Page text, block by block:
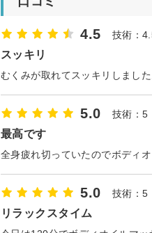
4.5 技術：
スッキリ
むくみが取れてスッキリしまし
5.0 技術：5
最高です
5.0 技術：5
リラックスタイム